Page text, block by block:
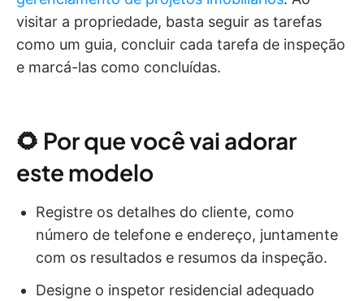
visitar a propriedade, basta seguir as tarefas
como um guia, concluir cada tarefa de inspeção
e marcá-las como concluídas.
🌻 Por que você vai adorar
este modelo
Registre os detalhes do cliente, como
número de telefone e endereço, juntamente
com os resultados e resumos da inspeção.
Designe o inspetor residencial adequado